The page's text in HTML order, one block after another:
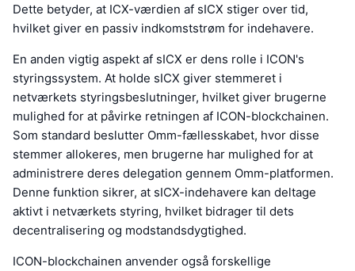
Dette betyder, at ICX-værdien af sICX stiger over tid,
hvilket giver en passiv indkomststrøm for indehavere.
En anden vigtig aspekt af sICX er dens rolle i ICON's
styringssystem. At holde sICX giver stemmeret i
netværkets styringsbeslutninger, hvilket giver brugerne
mulighed for at påvirke retningen af ICON-blockchainen.
Som standard beslutter Omm-fællesskabet, hvor disse
stemmer allokeres, men brugerne har mulighed for at
administrere deres delegation gennem Omm-platformen.
Denne funktion sikrer, at sICX-indehavere kan deltage
aktivt i netværkets styring, hvilket bidrager til dets
decentralisering og modstandsdygtighed.
ICON-blockchainen anvender også forskellige